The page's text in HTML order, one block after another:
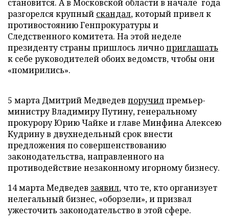
становится. А в Московской области в начале года
разгорелся крупный скандал, который привел к
противостоянию Генпрокуратуры и
Следственного комитета. На этой неделе
президенту страны пришлось личноприглашать
к себе руководителей обоих ведомств, чтобы они
«помирились».
5 марта Дмитрий Медведев поручилпремьер-
министру Владимиру Путину, генеральному
прокурору Юрию Чайке и главе Минфина Алексею
Кудрину в двухнедельный срок внести
предложения по совершенствованию
законодательства, направленного на
противодействие незаконному игорному бизнесу.
14 марта Медведев заявил, что те, кто организует
нелегальный бизнес, «оборзели», и призвал
ужесточить законодательство в этой сфере.